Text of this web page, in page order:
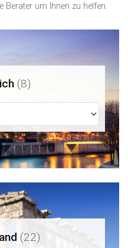
Berater um Ihnen zu helfen.
(8)
(22)